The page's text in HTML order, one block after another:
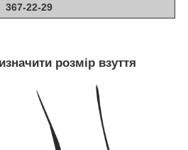
367-22-29
розмір взуття